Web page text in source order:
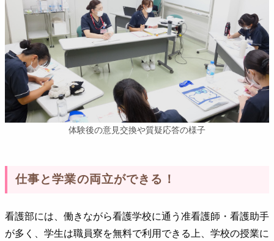
体験後の意見交換や質疑応答の様子
仕事と学業の両立ができる！
看護部には、働きながら看護学校に通う准看護師・看護助手
が多く、学生は職員寮を無料で利用できる上、学校の授業に